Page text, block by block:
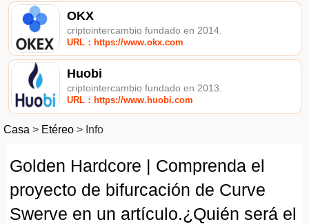
OKX
criptointercambio fundado en 2014.
URL：https://www.okx.com
Huobi
criptointercambio fundado en 2013.
URL：https://www.huobi.com
Casa > Etéreo > Info
Golden Hardcore | Comprenda el
proyecto de bifurcación de Curve
Swerve en un artículo.¿Quién será el